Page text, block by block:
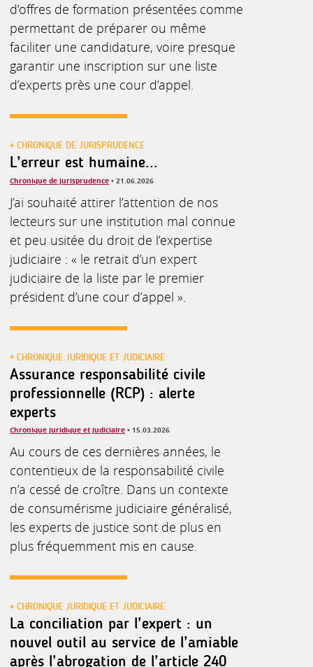
d’offres de formation présentées comme
permettant de préparer ou même
faciliter une candidature, voire presque
garantir une inscription sur une liste
d’experts près une cour d’appel.
CHRONIQUE DE JURISPRUDENCE
L’erreur est humaine...
Chronique de jurisprudence • 21.06.2026
J’ai souhaité attirer l’attention de nos
lecteurs sur une institution mal connue
et peu usitée du droit de l’expertise
judiciaire : « le retrait d’un expert
judiciaire de la liste par le premier
président d’une cour d’appel ».
CHRONIQUE JURIDIQUE ET JUDICIAIRE
Assurance responsabilité civile
professionnelle (RCP) : alerte
experts
Chronique juridique et judiciaire • 15.03.2026
Au cours de ces dernières années, le
contentieux de la responsabilité civile
n’a cessé de croître. Dans un contexte
de consumérisme judiciaire généralisé,
les experts de justice sont de plus en
plus fréquemment mis en cause.
CHRONIQUE JURIDIQUE ET JUDICIAIRE
La conciliation par l’expert : un
nouvel outil au service de l’amiable
après l’abrogation de l’article 240